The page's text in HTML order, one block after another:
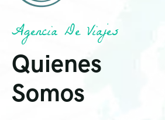
Agencia De Viajes
Quienes
Somos